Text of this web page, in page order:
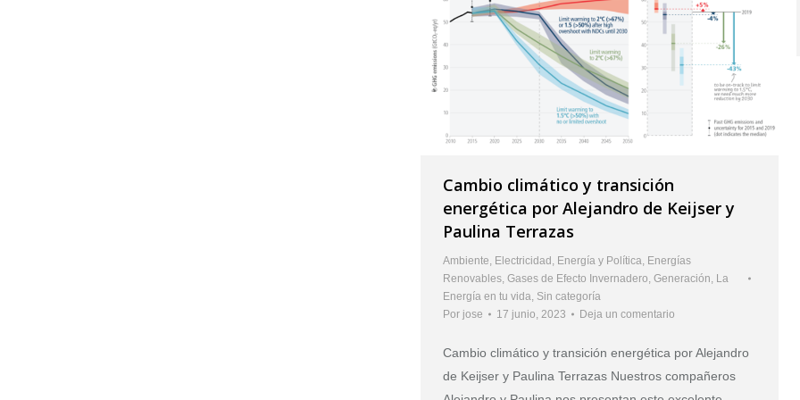
Cambio climático y transición
energética por Alejandro de Keijser y
Paulina Terrazas
Ambiente, Electricidad , Energía y Política, Energías
Renovables, Gases de Efecto Invernadero, Generación, La
Energía en tu vida, Sin categoría
Por jose 17 junio, 2023 Deja un comentario
Cambio climático y transición energética por Alejandro
de Keijser y Paulina Terrazas Nuestros compañeros